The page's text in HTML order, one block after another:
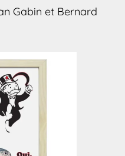
Gabin et Bernard